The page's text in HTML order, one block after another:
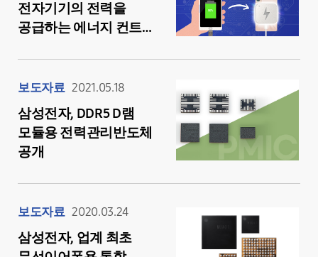
전자기기의 전력을
공급하는 에너지 컨트롤
보도자료 2021.05.18
삼성전자, DDR5 D램
모듈용 전력관리반도체
공개
보도자료 2020.03.24
삼성전자, 업계 최초